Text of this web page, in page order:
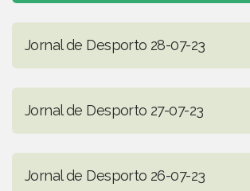
Jornal de Desporto 28-07-23
Jornal de Desporto 27-07-23
Jornal de Desporto 26-07-23